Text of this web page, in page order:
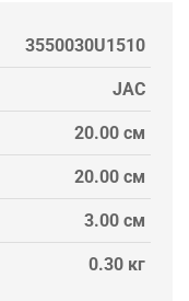
3550030U1510
JAC
20.00 см
20.00 см
3.00 см
0.30 кг